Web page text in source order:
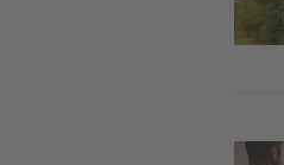
Image